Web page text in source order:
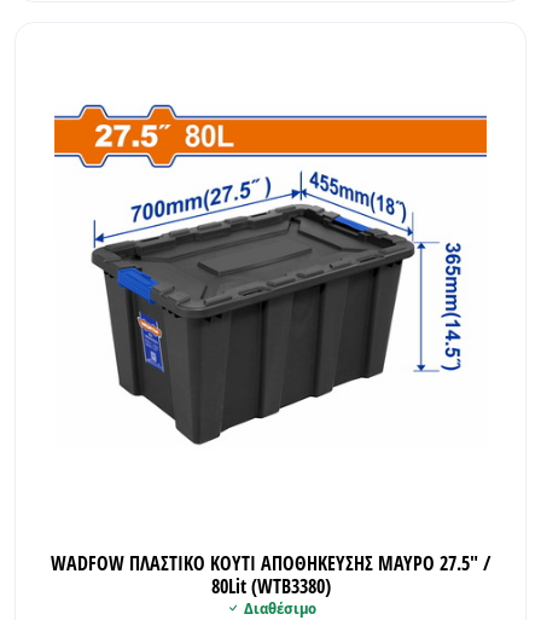
WADFOW ΠΛΑΣΤΙΚΟ ΚΟΥΤΙ ΑΠΟΘΗΚΕΥΣΗΣ ΜΑΥΡΟ 27.5" /
80Lit (WTB3380)
Διαθέσιμο